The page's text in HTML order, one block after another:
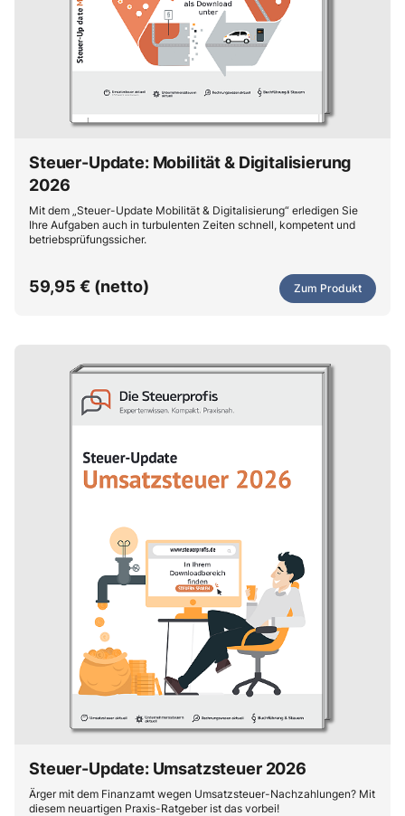
Steuer-Update: Mobilität & Digitalisierung
2026
Mit dem „Steuer-Update Mobilität & Digitalisierung“ erledigen Sie
Ihre Aufgaben auch in turbulenten Zeiten schnell, kompetent und
betriebsprüfungssicher.
59,95 € (netto) Zum Produkt
Steuer-Update: Umsatzsteuer 2026
Ärger mit dem Finanzamt wegen Umsatzsteuer-Nachzahlungen? Mit
diesem neuartigen Praxis-Ratgeber ist das vorbei!